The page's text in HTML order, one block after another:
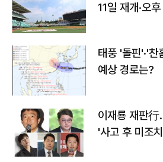
11일 재개·오
태풍 '돌핀'·'
예상 경로는?
이재룡 재판行
'사고 후 미조